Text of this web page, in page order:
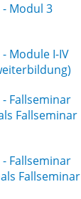
Modul 3
Module I-IV
Fallseminar
Fallseminar
Fallseminar
Fallseminar